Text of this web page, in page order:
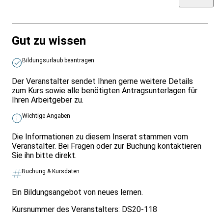
Gut zu wissen
Bildungsurlaub beantragen
Der Veranstalter sendet Ihnen gerne weitere Details
zum Kurs sowie alle benötigten Antragsunterlagen für
Ihren Arbeitgeber zu.
Wichtige Angaben
Die Informationen zu diesem Inserat stammen vom
Veranstalter. Bei Fragen oder zur Buchung kontaktieren
Sie ihn bitte direkt.
Buchung & Kursdaten
Ein Bildungsangebot von neues lernen.
Kursnummer des Veranstalters: DS20-118